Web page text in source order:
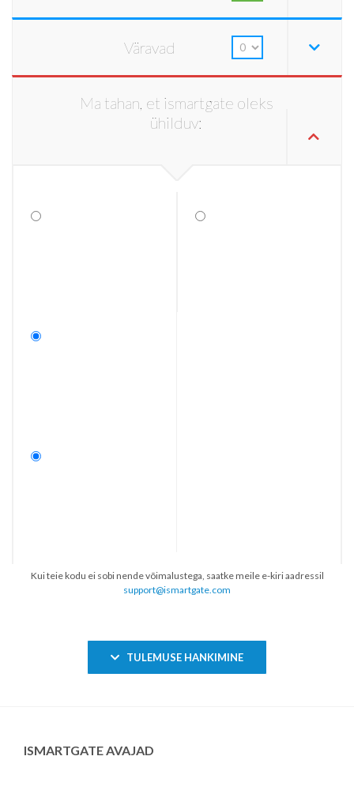
Väravad
Ma tahan, et ismartgate oleks
ühilduv:
Kui teie kodu ei sobi nende võimalustega, saatke meile e-kiri aadressil
support@ismartgate.com
TULEMUSE HANKIMINE
ISMARTGATE AVAJAD